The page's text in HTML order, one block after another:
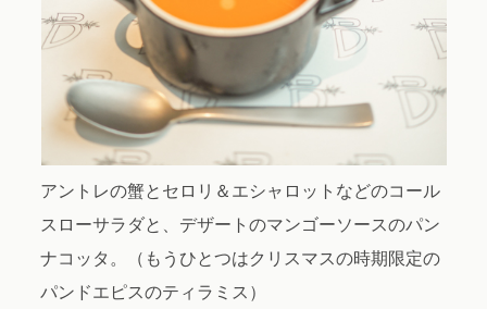
アントレの蟹とセロリ＆エシャロットなどのコール
スローサラダと、デザートのマンゴーソースのパン
ナコッタ。（もうひとつはクリスマスの時期限定の
パンドエピスのティラミス）